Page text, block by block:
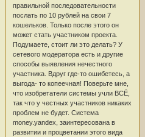
правильной последовательности
послать по 10 рублей на свои 7
кошельков. Только после этого он
может стать участником проекта.
Подумаете, стоит ли это делать? У
сетевого модератора есть и другие
способы выявления нечестного
участника. Вдруг где-то ошибетесь, а
выгода- то копеечная! Поверьте мне,
что изобретатели системы учли ВСЁ,
так что у честных участников никаких
проблем не будет. Система
money.yandex, заинтересована в
развитии и процветании этого вида